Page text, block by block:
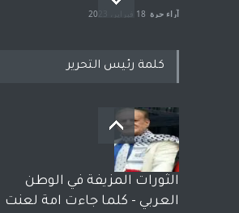
آراء حرة 18 فبراير، 2023
بعد معارك قضائية طاحنة كتب
وترافع فيها بنفسه مرة اخرى..
الشيخ طارق يوسف يقهر
الحكومة الأمريكية ، فأعطوه
الجنسية عن يد وهم صاغرون،
كلمة رئيس التحرير
الثورات المزيفة في الوطن
العربي - كلما جاءت امة لعنت